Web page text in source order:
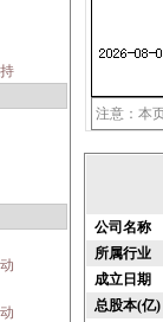
注意：本
公司名称
所属行业
成立日期
总股本(亿)